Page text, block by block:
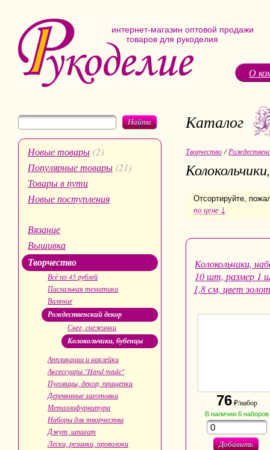
интернет-магазин оптовой продажи
товаров для рукоделия
О
Найти
Новые товары (2)
Популярные товары (21)
Товары в пути
Новые поступления
Вязание
Вышивка
Творчество
Всё по 45 рублей
Пасхальная тематика
Валяние
Рождественский декор
Снег, снежинки
Колокольчики, бубенцы
Аппликации и наклейки
Аксессуары "Hand made"
Пуговицы, декор, прищепки
Деревянные заготовки
Металлофурнитура
Наборы для творчества
Джут, шпагат
Лески, резинки, проволоки
Каталог
Творчество /
Отсортируйте,
по цене ↓
Колокольчики,
10 шт, размер 1
1,8 см, цвет
76 ₽/набор
В наличии 6 наборов
Добавить